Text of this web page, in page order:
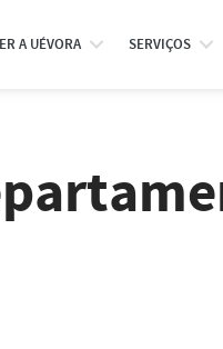
A UÉVORA SERVIÇOS